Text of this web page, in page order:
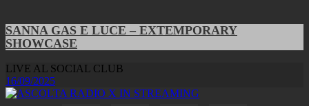
SANNA GAS E LUCE – EXTEMPORARY
SHOWCASE
LIVE AL SOCIAL CLUB
16/09/2025